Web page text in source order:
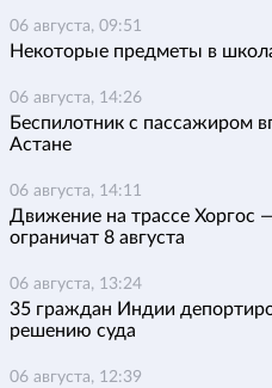
06 августа, 09:51
Некоторые предметы в
06 августа, 14:26
Беспилотник с пассажиром
Астане
06 августа, 14:11
Движение на трассе Хоргос
ограничат 8 августа
06 августа, 13:24
35 граждан Индии
решению суда
06 августа, 12:39